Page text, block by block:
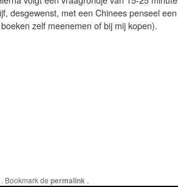
desgewenst, met een Chinees penseel
zelf meenemen of bij mij kopen).
. Bookmark de permalink .